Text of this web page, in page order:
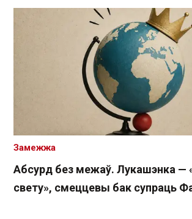
Абсурд без межаў. Лукашэнка —
свету», смеццевы бак супраць
Замежжа